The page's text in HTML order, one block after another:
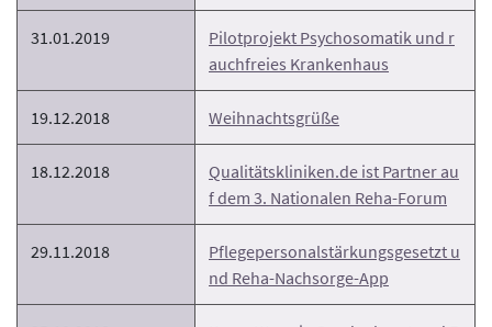
31.01.2019
Pilotprojekt Psychosomatik und r
auchfreies Krankenhaus
19.12.2018 Weihnachtsgrüße
18.12.2018
Qualitätskliniken.de ist Partner au
f dem 3. Nationalen Reha-Forum
29.11.2018
Pflegepersonalstärkungsgesetzt u
nd Reha-Nachsorge-App